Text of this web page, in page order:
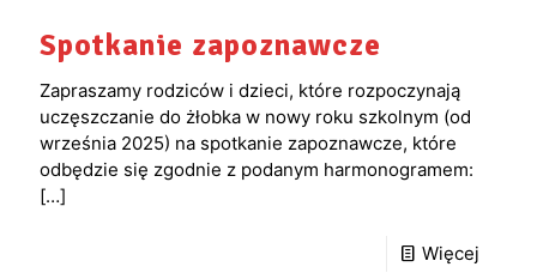
Spotkanie zapoznawcze
Zapraszamy rodziców i dzieci, które rozpoczynają
uczęszczanie do żłobka w nowy roku szkolnym (od
września 2025) na spotkanie zapoznawcze, które
odbędzie się zgodnie z podanym harmonogramem:
[…]
Więcej